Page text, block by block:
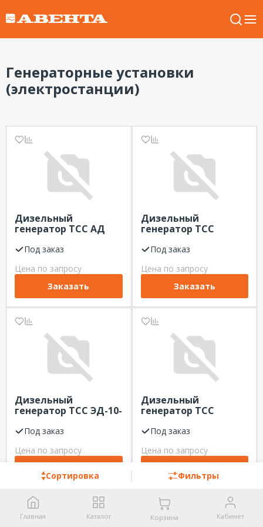
Генераторные установки
(электростанции)
Сортировка Фильтры
Дизельный
генератор ТСС АД
контейнере
Под заказ
Цена по запросу
Заказать
Дизельный
генератор ТСС
LinzПод заказ
Цена по запросу
Заказать
Дизельный
генератор ТСС ЭД-10-
шумозащитном
Под заказ
Цена по запросу
Дизельный
генератор ТСС
Под заказ
Цена по запросу
Главная Каталог Корзина Кабинет